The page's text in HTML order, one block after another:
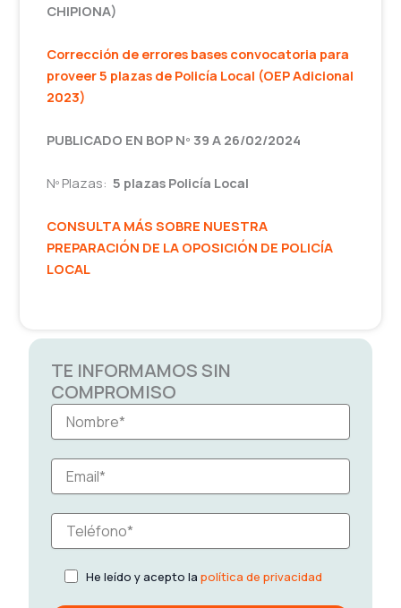
CHIPIONA)
Corrección de errores bases convocatoria para
proveer 5 plazas de Policía Local (OEP Adicional
2023)
PUBLICADO EN BOP Nº 39 A 26/02/2024
Nº Plazas:5 plazas Policía Local
CONSULTA MÁS SOBRE NUESTRA
PREPARACIÓN DE LA OPOSICIÓN DE POLICÍA
LOCAL
TE INFORMAMOS SIN
COMPROMISO
He leído y acepto la política de privacidad